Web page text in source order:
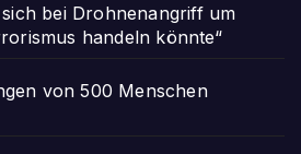
sich bei Drohnenangriff um
handeln könnte“
von 500 Menschen